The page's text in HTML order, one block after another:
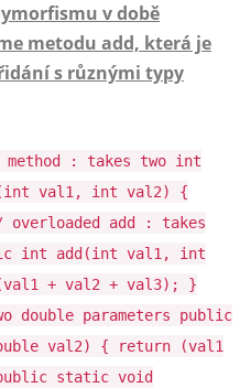
v době
metodu add, která je
s různými typy
method : takes two int
val1, int val2) {
add : takes
int add(int val1, int
+ val2 + val3); }
double parameters public
val2) { return (val1
static void